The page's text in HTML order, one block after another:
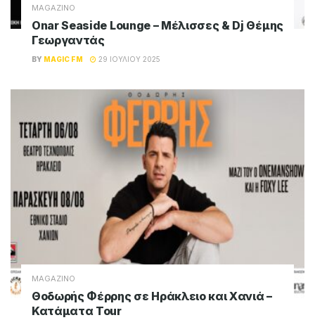
MAGAZINO
Onar Seaside Lounge – Μέλισσες & Dj Θέμης
Γεωργαντάς
BY MAGIC FM 29 ΙΟΥΛΊΟΥ 2025
MAGAZINO
Θοδωρής Φέρρης σε Ηράκλειο και Χανιά –
Κατάματα Tour